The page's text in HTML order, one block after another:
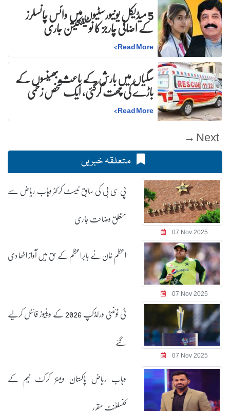
5 میڈیکل یونیورسٹیوں میں وائس چانسلرز
کے اضافی چارجز کا نوٹیفکیشن جاری
Read More
>
سگیاں میں بارش کے باعث بھینسوں کے
باڑے کی چھت گرگئی، ایک شخص زخمی
Read More
>
Next →
متعلقہ خبریں
07 Nov 2025
پی سی بی کی سابق ٹیسٹ کرکٹر وہاب ریاض سے
متعلق وضاحت جاری
07 Nov 2025
اعظم خان نے بابراعظم کے حق میں آواز اٹھا دی
07 Nov 2025
ٹی ٹوئنٹی ورلڈکپ 2026 کے وینیوز فائنل کرلیے
گئے
وہاب ریاض پاکستان ویمنز کرکٹ ٹیم کے
کنسلٹنٹ مقرر